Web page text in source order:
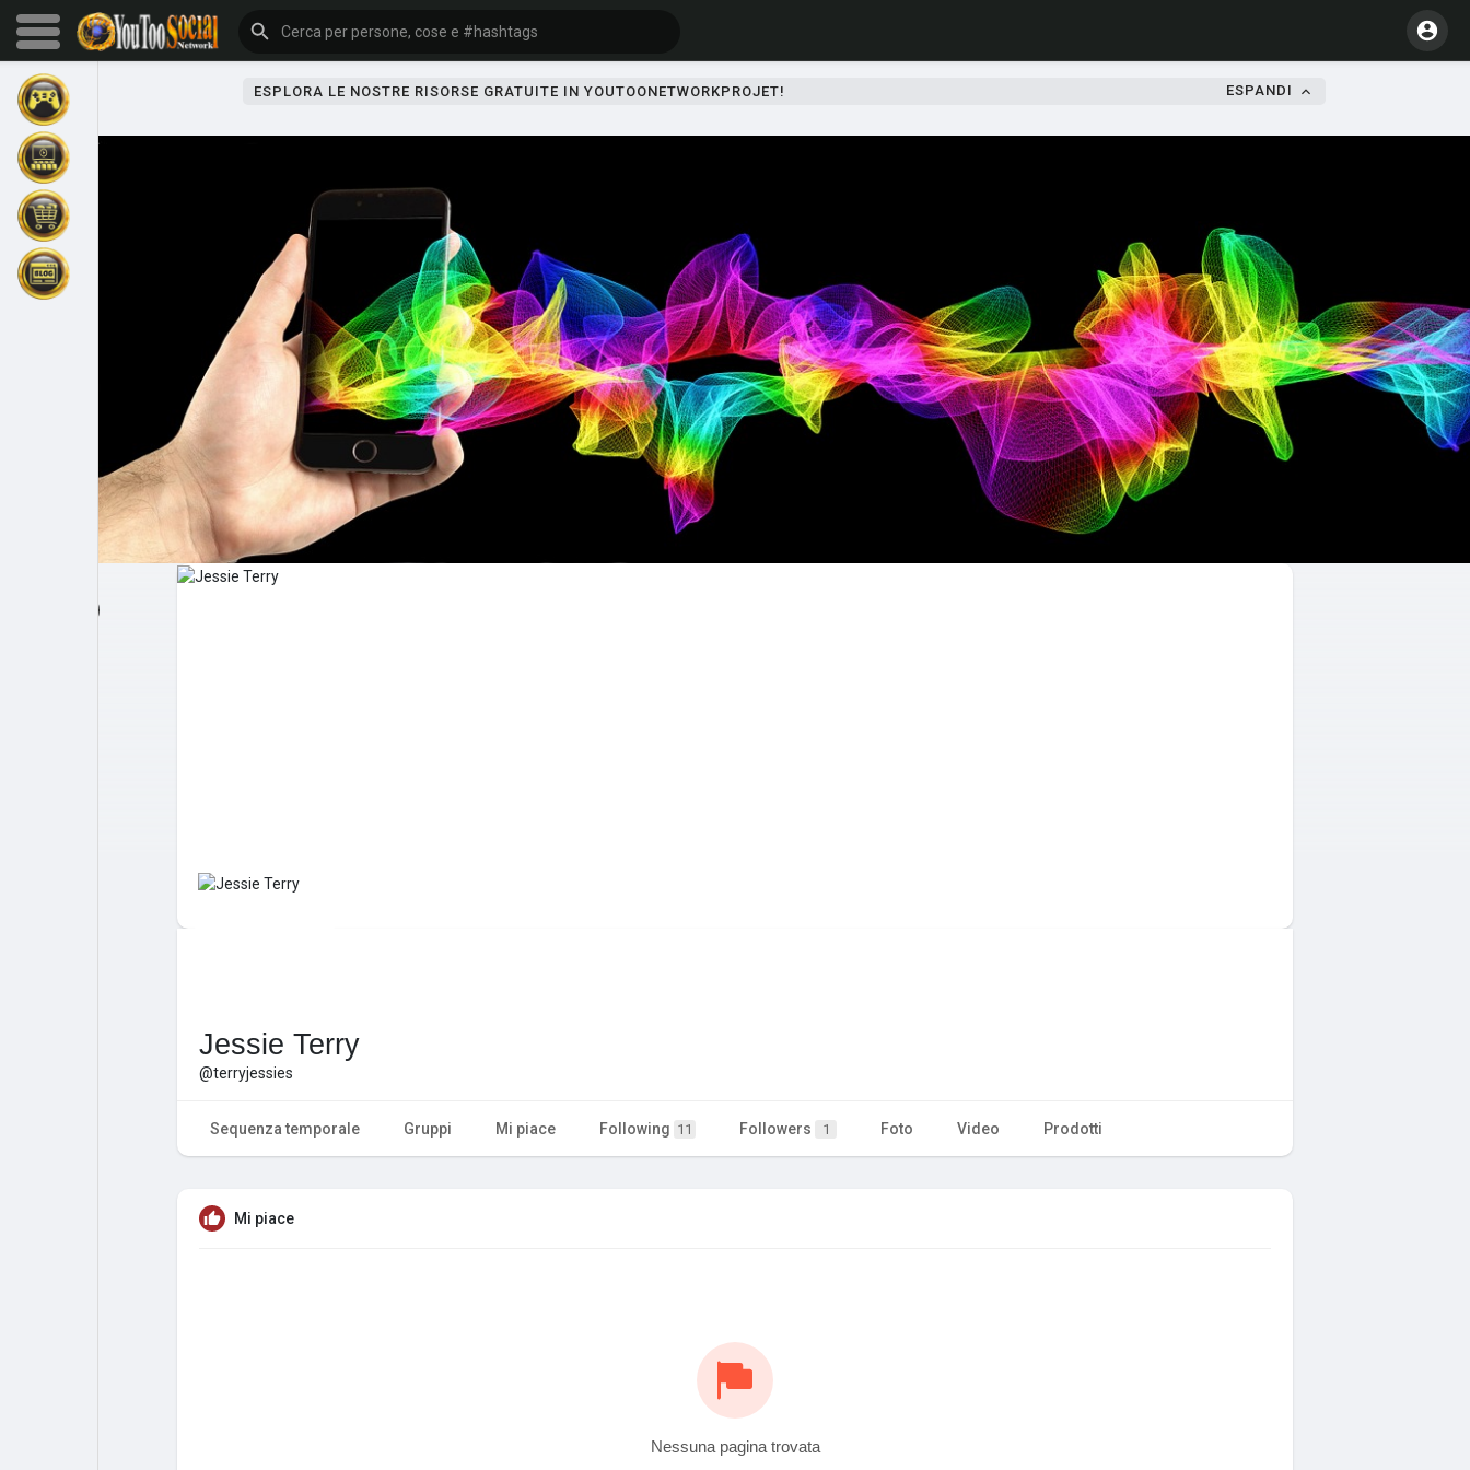
Sfoglia gli eventi
Esplorare
Post popolari Giochi
ESPLORA LE NOSTRE RISORSE GRATUITE IN YOUTOONETWORKPROJET! ESPANDI
Jessie Terry
@terryjessies
Sequenza temporale Gruppi Mi piace Following 11 Followers 1 Foto Video Prodotti
Mi piace
Nessuna pagina trovata